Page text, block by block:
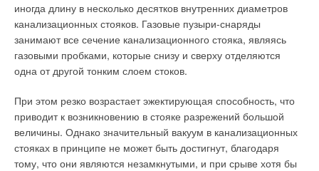
иногда длину в несколько десятков внутренних диаметров
канализационных стояков. Газовые пузыри-снаряды
занимают все сечение канализационного стояка, являясь
газовыми пробками, которые снизу и сверху отделяются
одна от другой тонким слоем стоков.
При этом резко возрастает эжектирующая способность, что
приводит к возникновению в стояке разрежений большой
величины. Однако значительный вакуум в канализационных
стояках в принципе не может быть достигнут, благодаря
тому, что они являются незамкнутыми, и при срыве хотя бы